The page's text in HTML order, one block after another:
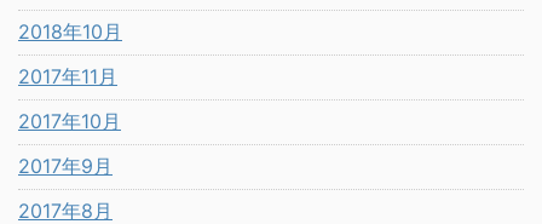
2018年10月
2017年11月
2017年10月
2017年9月
2017年8月